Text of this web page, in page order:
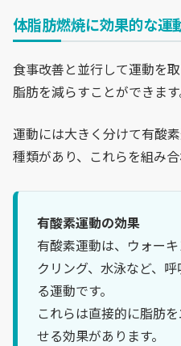
体脂肪燃焼に効果的な運
食事改善と並行して運動を
脂肪を減らすことができます
運動には大きく分けて有酸
種類があり、これらを組み
有酸素運動の効果
有酸素運動は、ウォー
クリング、水泳など、
る運動です。
これらは直接的に脂肪
せる効果があります。